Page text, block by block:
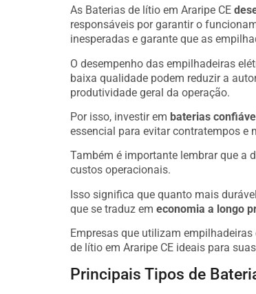
As Baterias de lítio em Araripe CE
responsáveis por garantir o
inesperadas e garante que as
O desempenho das empilhadeiras
baixa qualidade podem reduzir a
produtividade geral da operação.
Por isso, investir em baterias
essencial para evitar contratempos
Também é importante lembrar que a
custos operacionais.
Isso significa que quanto mais
que se traduz em economia a longo
Empresas que utilizam
de lítio em Araripe CE ideais para
Principais Tipos de